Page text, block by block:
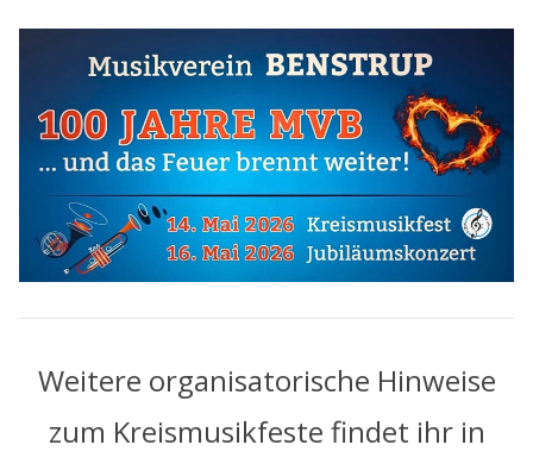
Weitere organisatorische Hinweise
zum Kreismusikfeste findet ihr in